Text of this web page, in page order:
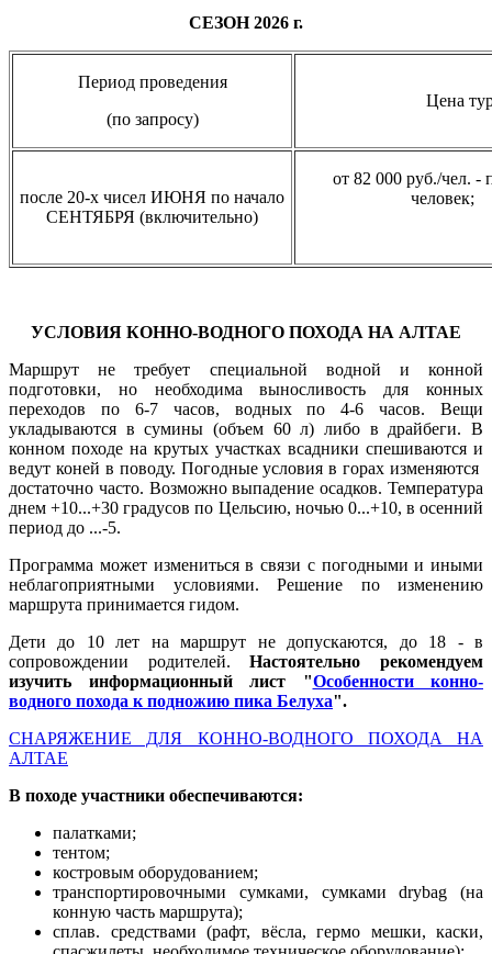
СЕЗОН 2026 г.
Период проведения
(по запросу)
Цена
после 20-х чисел ИЮНЯ по начало
СЕНТЯБРЯ (включительно)
от 82 000 руб./чел. -
УСЛОВИЯ КОННО-ВОДНОГО ПОХОДА НА АЛТАЕ
Маршрут не требует специальной водной и конной
подготовки, но необходима выносливость для конных
переходов по 6-7 часов, водных по 4-6 часов. Вещи
укладываются в сумины (объем 60 л) либо в драйбеги. В
конном походе на крутых участках всадники спешиваются и
ведут коней в поводу. Погодные условия в горах изменяются
достаточно часто. Возможно выпадение осадков. Температура
днем +10...+30 градусов по Цельсию, ночью 0...+10, в осенний
период до ...-5.
Программа может измениться в связи с погодными и иными
неблагоприятными условиями. Решение по изменению
маршрута принимается гидом.
Дети до 10 лет на маршрут не допускаются, до 18 - в
сопровождении родителей.Настоятельно рекомендуем
изучить информационный лист "Особенности конно-
водного похода к подножию пика Белуха".
СНАРЯЖЕНИЕ ДЛЯ КОННО-ВОДНОГО ПОХОДА НА
АЛТАЕ
В походе участники обеспечиваются:
палатками;
тентом;
костровым оборудованием;
транспортировочными сумками, сумками drybag (на
конную часть маршрута);
сплав. средствами (рафт, вёсла, гермо мешки, каски,